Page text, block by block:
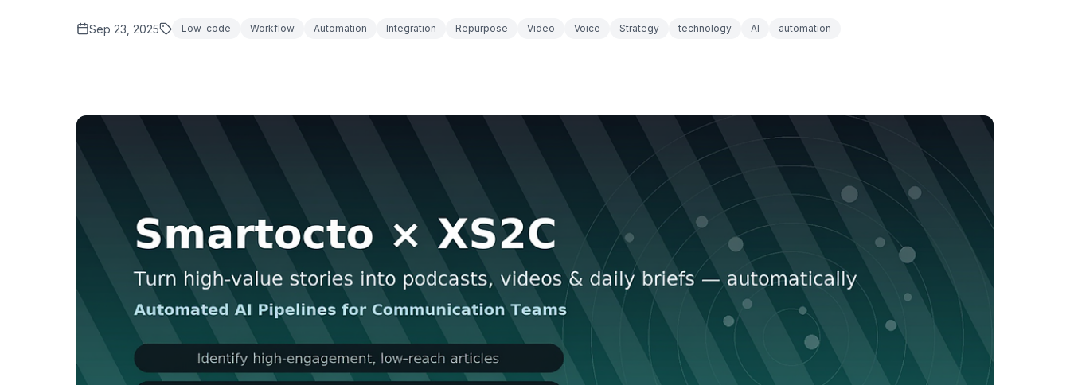
Sep 23, 2025 Low-code Workflow Automation Integration Repurpose Video Voice Strategy technology AI automation